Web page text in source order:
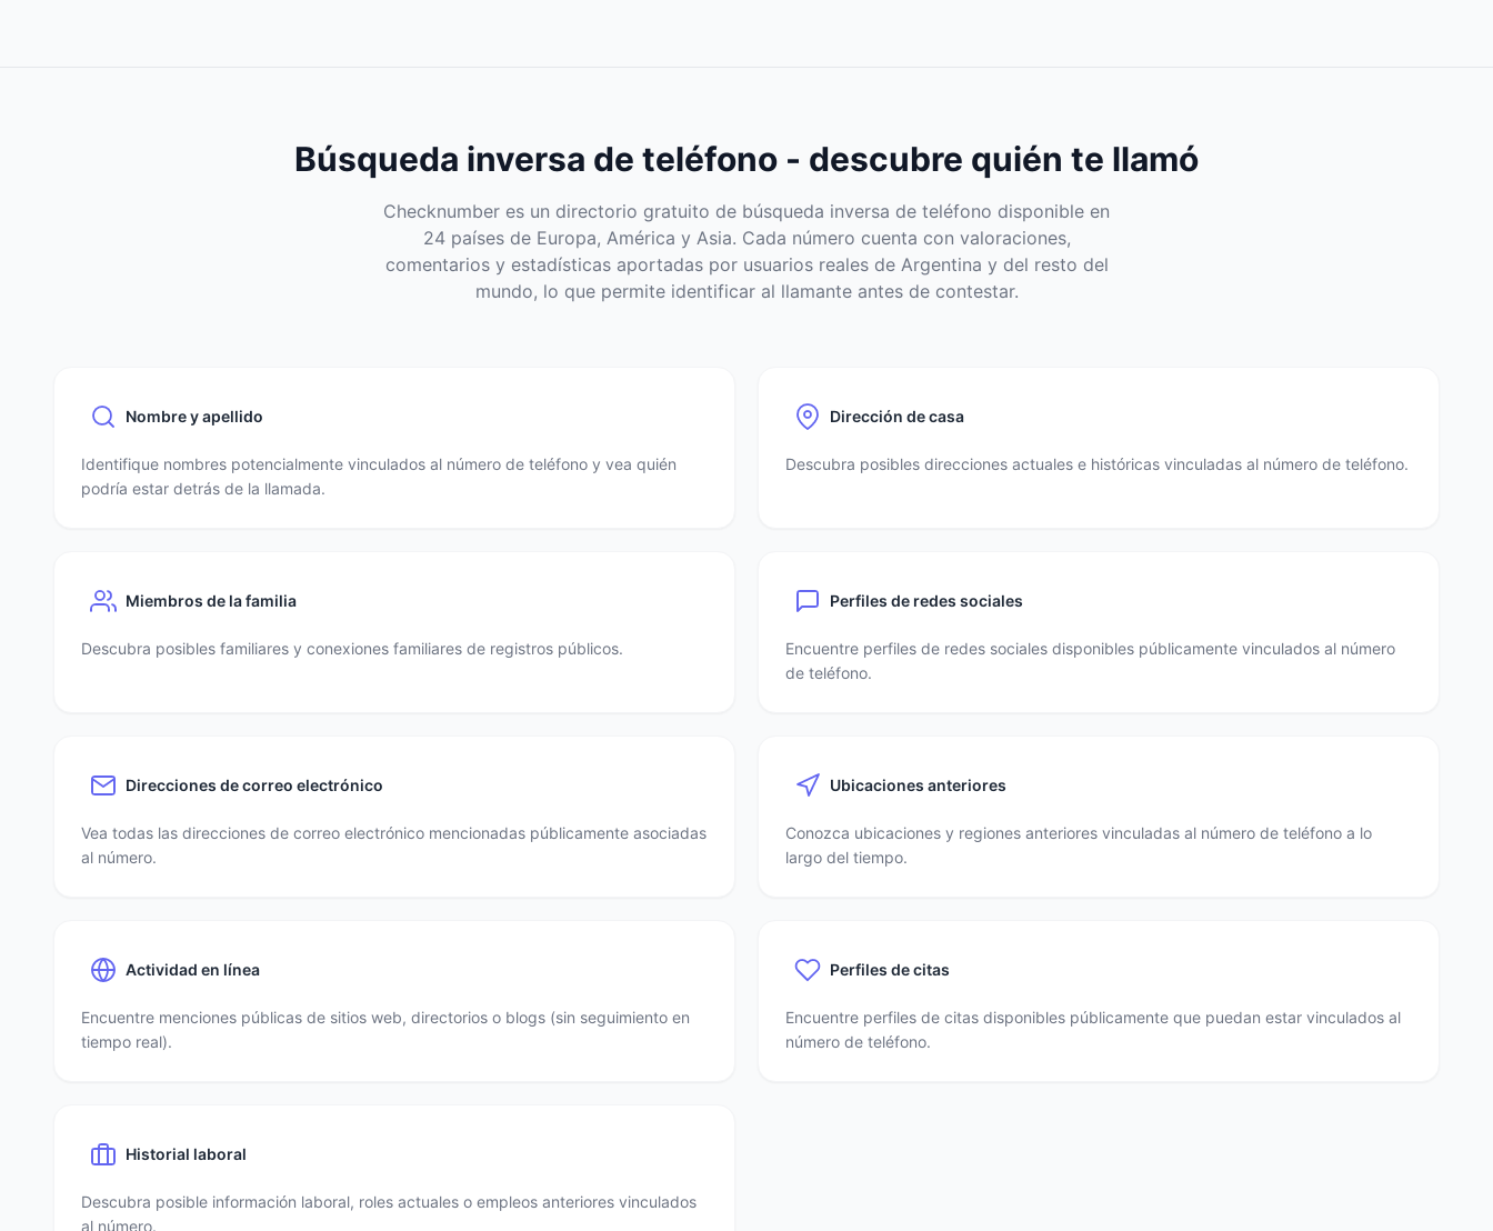
Búsqueda inversa de teléfono - descubre quién te llamó
Checknumber es un directorio gratuito de búsqueda inversa de teléfono disponible en
24 países de Europa, América y Asia. Cada número cuenta con valoraciones,
comentarios y estadísticas aportadas por usuarios reales de Argentina y del resto del
mundo, lo que permite identificar al llamante antes de contestar.
Nombre y apellido
Identifique nombres potencialmente vinculados al número de teléfono y vea quién
podría estar detrás de la llamada.
Dirección de casa
Descubra posibles direcciones actuales e históricas vinculadas al número de teléfono.
Miembros de la familia
Descubra posibles familiares y conexiones familiares de registros públicos.
Perfiles de redes sociales
Encuentre perfiles de redes sociales disponibles públicamente vinculados al número
de teléfono.
Direcciones de correo electrónico
Vea todas las direcciones de correo electrónico mencionadas públicamente asociadas
al número.
Ubicaciones anteriores
Conozca ubicaciones y regiones anteriores vinculadas al número de teléfono a lo
largo del tiempo.
Actividad en línea
Encuentre menciones públicas de sitios web, directorios o blogs (sin seguimiento en
tiempo real).
Perfiles de citas
Encuentre perfiles de citas disponibles públicamente que puedan estar vinculados al
número de teléfono.
Historial laboral
Descubra posible información laboral, roles actuales o empleos anteriores vinculados
al número.